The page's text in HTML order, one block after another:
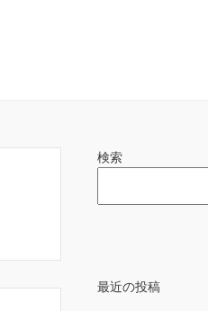
検索
最近の投稿